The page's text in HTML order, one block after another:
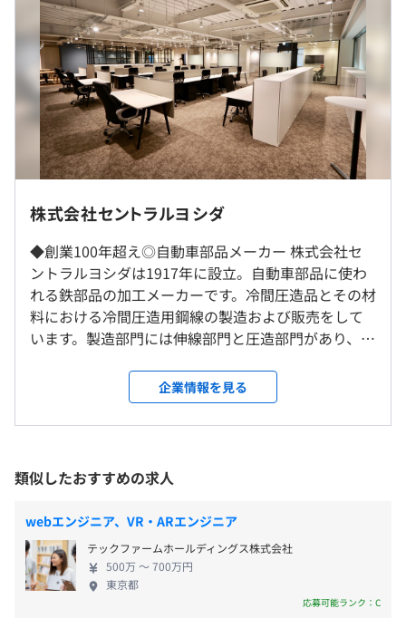
各自ご経験に合わせて業務を分担、開発業務に従事してい
ただきます。
ジェネラリストかスペシャリストのキャリア選択が可能で
す。
す。
い評価制度を設計中です。
エンジニア2名で構成されています。
エンジニア2名で開発をおこなっております。
転勤はありません。
就業場所の変更範囲
＜雇入時＞
本社
＜変更範囲＞
変更なし
受動喫煙防止措置に関する事項
敷地内禁煙
名鉄名古屋本線「大里駅」
■賃金の決定方法：当社規定により決定
■基本給：約22万～28万円
■固定残業代：45時間分、約7万～9万円（超過分は別途
支給）
■その他定額手当：約8万円～10万円
（※想定年収は年収提示額を保証するものではありません）
8：00〜17：00（所定労働時間：8時間、休憩時間：60
分）
休憩時間：12:00~13:00
・土曜、日曜（※当社カレンダーによる月1回程度の土曜
出勤あり）
・GW休暇（8日）
・夏期休暇（8日）
・年末年始休暇（9日）
・有給休暇（入社半年経過時点10日、最高付与日数20
日）
株式会社セントラルヨシダ
◆創業100年超え◎自動車部品メーカー 株式会社セ
ントラルヨシダは1917年に設立。自動車部品に使わ
れる鉄部品の加工メーカーです。冷間圧造品とその材
料における冷間圧造用鋼線の製造および販売をして
います。製造部門には伸線部門と圧造部門があり、材
案できるメーカーは国内でも希少なので、独自の技
術と提案力で顧客からの信頼をいただいています。国
内だけでなく、アメリカ、タイに現地法人を配置す
年目のベンチャー企業へ」社内DXの強化 セントラル
ヨシダがこれまで培ってきた技術に、時代に即した
新しい発想と行動を加え、それをグローバルで堅実
に実践する事を目指しています。 Apple社やGoogle
社のように世界を大きく変えることは出来ません
が、日本を支える自動車産業の発展に寄与し、世界
の成長にALL JAPANの一員として貢献する事が我々
企業情報を見る
類似したおすすめの求人
webエンジニア、VR・ARエンジニア
テックファームホールディングス株式会社
500万 〜 700万円
東京都
応募可能ランク：C